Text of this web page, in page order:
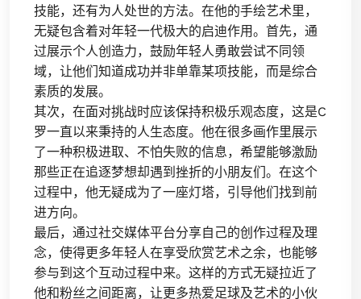
技能，还有为人处世的方法。在他的手绘艺术里，
无疑包含着对年轻一代极大的启迪作用。首先，通
过展示个人创造力，鼓励年轻人勇敢尝试不同领
域，让他们知道成功并非单靠某项技能，而是综合
素质的发展。
其次，在面对挑战时应该保持积极乐观态度，这是C
罗一直以来秉持的人生态度。他在很多画作里展示
了一种积极进取、不怕失败的信息，希望能够激励
那些正在追逐梦想却遇到挫折的小朋友们。在这个
过程中，他无疑成为了一座灯塔，引导他们找到前
进方向。
最后，通过社交媒体平台分享自己的创作过程及理
念，使得更多年轻人在享受欣赏艺术之余，也能够
参与到这个互动过程中来。这样的方式无疑拉近了
他和粉丝之间距离，让更多热爱足球及艺术的小伙